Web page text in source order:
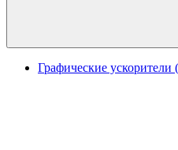
Графические